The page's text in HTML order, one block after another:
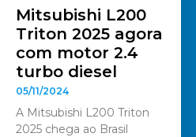
Mitsubishi L200
Triton 2025 agora
com motor 2.4
turbo diesel
05/11/2024
A Mitsubishi L200 Triton
2025 chega ao Brasil